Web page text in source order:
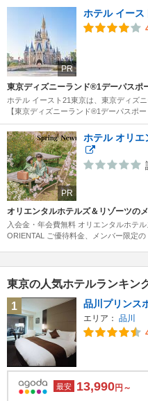
PR
ホテル イース
東京ディズニーランド®1デーパスポ
ホテル イースト21東京は、東京ディズ
【東京ディズニーランド®1デーパスポ
PR
ホテル オリエ
オリエンタルホテルズ＆リゾーツの
入会金・年会費無料 オリエンタルホテ
ORIENTAL ご優待料金、メンバー限定の
東京の人気ホテルランキン
1
品川プリンス
エリア： 品川
最安 13,990円～